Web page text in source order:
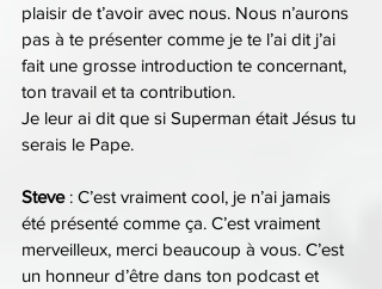
plaisir de t’avoir avec nous. Nous n’aurons
pas à te présenter comme je te l’ai dit j’ai
fait une grosse introduction te concernant,
ton travail et ta contribution.
Je leur ai dit que si Superman était Jésus tu
serais le Pape.
Steve : C’est vraiment cool, je n’ai jamais
été présenté comme ça. C’est vraiment
merveilleux, merci beaucoup à vous. C’est
un honneur d’être dans ton podcast et